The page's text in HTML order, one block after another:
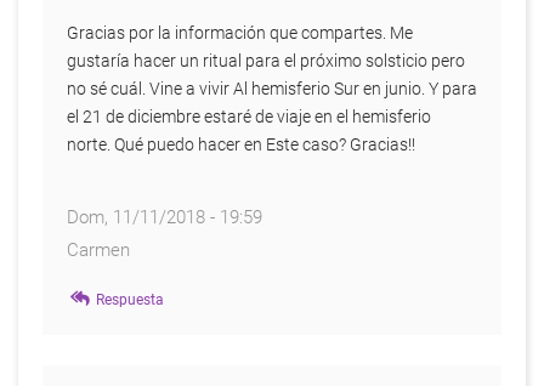
monica
Gracias por la información que compartes. Me
gustaría hacer un ritual para el próximo solsticio pero
no sé cuál. Vine a vivir Al hemisferio Sur en junio. Y para
el 21 de diciembre estaré de viaje en el hemisferio
norte. Qué puedo hacer en Este caso? Gracias!!
Dom, 11/11/2018 - 19:59
Carmen
Respuesta